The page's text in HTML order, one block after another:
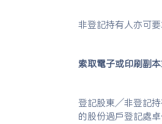
非登記持有人亦可
索取電子或印刷副
登記股東╱非登記持
的股份過戶登記處